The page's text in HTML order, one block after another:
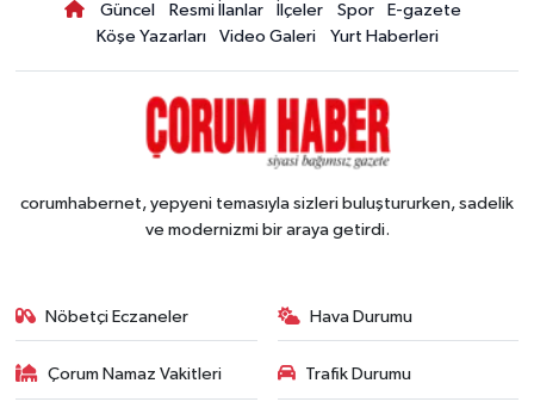
Güncel Resmi İlanlar İlçeler Spor
E-gazete
Köşe Yazarları
Video Galeri Yurt Haberleri
corumhabernet, yepyeni temasıyla sizleri buluştururken, sadelik
ve modernizmi bir araya getirdi.
Nöbetçi Eczaneler Hava Durumu
Çorum Namaz Vakitleri Trafik Durumu